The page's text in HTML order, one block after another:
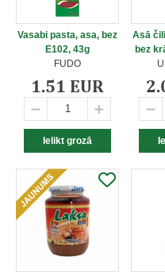
Vasabi pasta, asa, bez
E102, 43g
FUDO
1.51 EUR
Asā
bez